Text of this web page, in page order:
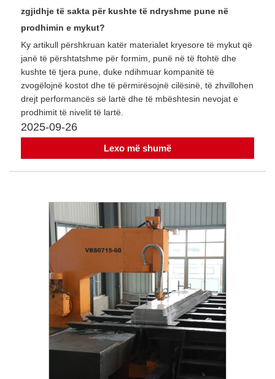
zgjidhje të sakta për kushte të ndryshme pune në
prodhimin e mykut?
Ky artikull përshkruan katër materialet kryesore të mykut që
janë të përshtatshme për formim, punë në të ftohtë dhe
kushte të tjera pune, duke ndihmuar kompanitë të
zvogëlojnë kostot dhe të përmirësojnë cilësinë, të zhvillohen
drejt performancës së lartë dhe të mbështesin nevojat e
prodhimit të nivelit të lartë.
2025-09-26
Lexo më shumë